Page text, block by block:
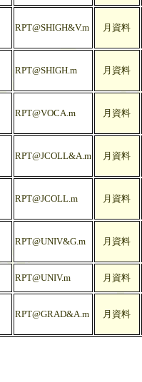
RPT@SHIGH&V.m 月資料
RPT@SHIGH.m 月資料
RPT@VOCA.m 月資料
RPT@JCOLL&A.m 月資料
RPT@JCOLL.m 月資料
RPT@UNIV&G.m 月資料
RPT@UNIV.m 月資料
RPT@GRAD&A.m 月資料